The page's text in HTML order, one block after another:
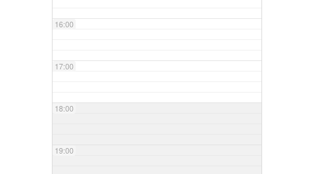
16:00
17:00
18:00
19:00